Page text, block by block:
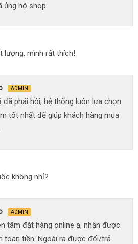
ủng hộ shop
lượng, mình rất thích!
ADMIN
đã phải hồi, hệ thống luôn lựa chọn
tốt nhất để giúp khách hàng mua
không nhỉ?
ADMIN
tâm đặt hàng online ạ, nhận được
toán tiền. Ngoài ra được đổi/trả